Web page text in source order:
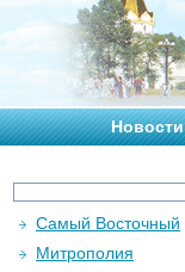
Новости
Самый Восточный
Митрополия